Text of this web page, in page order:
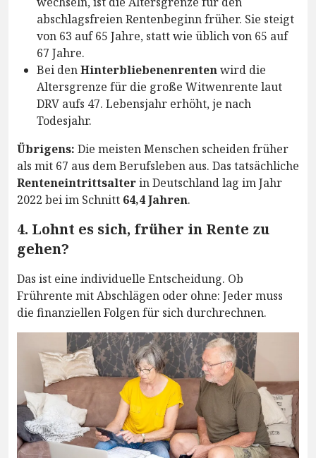
abschlagsfreien Rentenbeginn früher. Sie steigt
von 63 auf 65 Jahre, statt wie üblich von 65 auf
67 Jahre.
Bei denHinterbliebenenrentenwird die
Altersgrenze für die große Witwenrente laut
DRV aufs 47. Lebensjahr erhöht, je nach
Todesjahr.
Übrigens: Die meisten Menschen scheiden früher
als mit 67 aus dem Berufsleben aus. Das tatsächliche
Renteneintrittsalterin Deutschland lag im Jahr
2022 bei im Schnitt 64,4 Jahren.
4. Lohnt es sich, früher in Rente zu
gehen?
Das ist eine individuelle Entscheidung. Ob
Frührente mit Abschlägen oder ohne: Jeder muss
die finanziellen Folgen für sich durchrechnen.